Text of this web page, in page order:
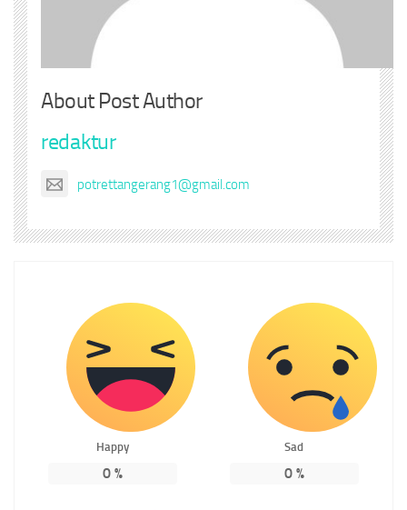
About Post Author
redaktur
potrettangerang1@gmail.com
Happy
0 %
Sad
0%